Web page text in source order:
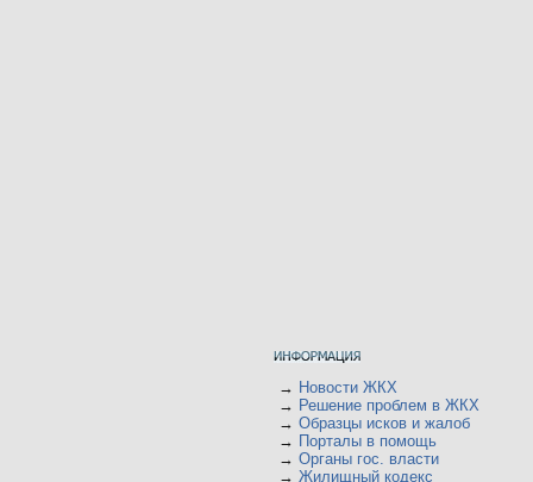
→ Новости ЖКХ
→ Решение проблем в ЖКХ
→ Образцы исков и жалоб
→ Порталы в помощь
→ Органы гос. власти
→ Жилищный кодекс